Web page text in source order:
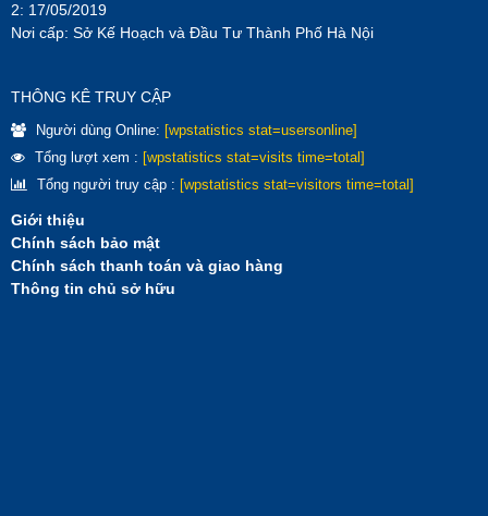
2: 17/05/2019
Nơi cấp: Sở Kế Hoạch và Đầu Tư Thành Phố Hà Nội
THÔNG KÊ TRUY CẬP
Người dùng Online: [wpstatistics stat=usersonline]
Tổng lượt xem : [wpstatistics stat=visits time=total]
Tổng người truy cập : [wpstatistics stat=visitors time=total]
Giới thiệu
Chính sách bảo mật
Chính sách thanh toán và giao hàng
Thông tin chủ sở hữu